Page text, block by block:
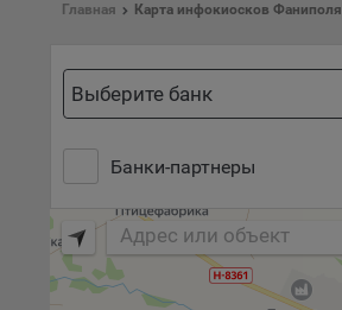
Главная Карта инфокиосков Фаниполя
Выберите банк
Банки-партнеры